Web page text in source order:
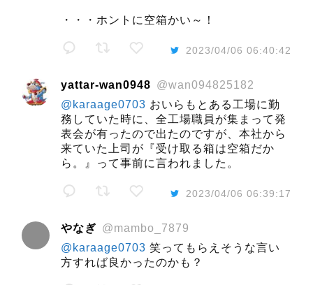
・・・ホントに空箱かい～！
2023/04/06 06:40:42
yattar-wan0948 @wan094825182
@karaage0703 おいらもとある工場に勤
務していた時に、全工場職員が集まって発
表会が有ったので出たのですが、本社から
来ていた上司が『受け取る箱は空箱だか
ら。』って事前に言われました。
2023/04/06 06:39:17
やなぎ @mambo_7879
@karaage0703 笑ってもらえそうな言い
方すれば良かったのかも？